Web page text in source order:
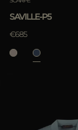
SAVILLE-P5
€685